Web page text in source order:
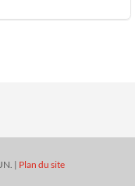
| Plan du site